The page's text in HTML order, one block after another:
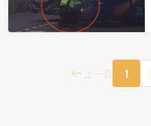
上一頁 1